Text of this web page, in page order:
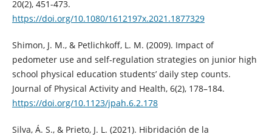
20(2), 451-473.
https://doi.org/10.1080/1612197x.2021.1877329
Shimon, J. M., & Petlichkoff, L. M. (2009). Impact of
pedometer use and self-regulation strategies on junior high
school physical education students’ daily step counts.
Journal of Physical Activity and Health, 6(2), 178–184.
https://doi.org/10.1123/jpah.6.2.178
Silva, Á. S., & Prieto, J. L. (2021). Hibridación de la